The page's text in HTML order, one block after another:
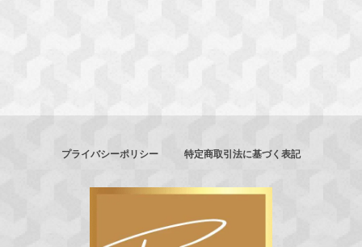
プライバシーポリシー 特定商取引法に基づく表記